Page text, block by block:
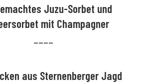
Juzu-Sorbet und
mit Champagner
––––
aus Sternenberger Jagd